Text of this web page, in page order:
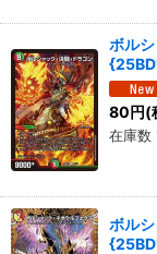
ボルシ
80円(
在庫数
ボルシ